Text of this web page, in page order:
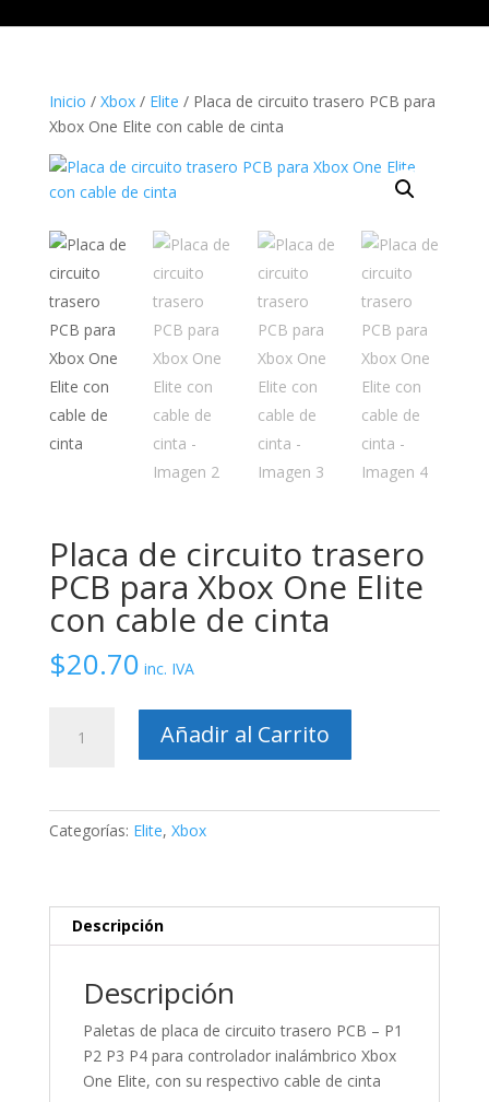
Inicio / Xbox/ Elite / Placa de circuito trasero PCB para
Xbox One Elite con cable de cinta
Placa de circuito trasero
PCB para Xbox One Elite
con cable de cinta
$20.70 inc. IVA
Elite
con
Añadir al Carrito
Categorías: Elite, Xbox
Descripción
Descripción
Paletas de placa de circuito trasero PCB – P1
P2 P3 P4 para controlador inalámbrico Xbox
One Elite, con su respectivo cable de cinta